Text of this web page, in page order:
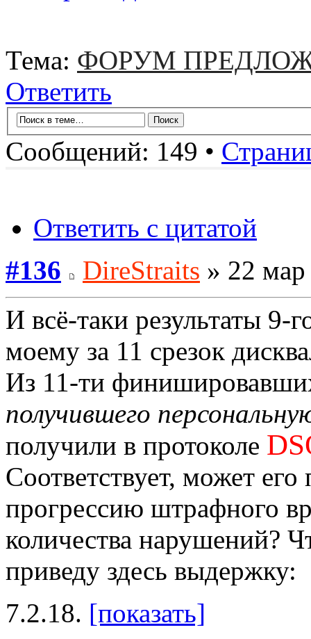
Тема: ФОРУМ
Ответить
Сообщений: 149 •
Ответить с цитатой
#136
DireStraits » 22
И всё-таки результаты 9-
моему за 11 срезок
Из 11-ти
получившего
получили в протоколе
Соответствует, может
прогрессию штрафного
количества нарушений?
приведу здесь выдержку:
7.2.18. [показать]